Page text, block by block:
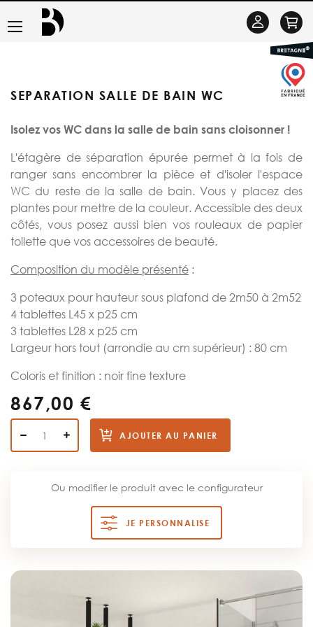
Basculer
connecter
Skip
SEPARATION SALLE DE BAIN WC
Isolez vos WC dans la salle de bain sans cloisonner !
L'étagère de séparation épurée permet à la fois de
ranger sans encombrer la pièce et d'isoler l'espace
WC du reste de la salle de bain. Vous y placez des
plantes pour mettre de la couleur. Accessible des deux
côtés, vous posez aussi bien vos rouleaux de papier
toilette que vos accessoires de beauté.
Composition du modèle présenté :
3 poteaux pour hauteur sous plafond de 2m50 à 2m52
4 tablettes L45 x p25 cm
3 tablettes L28 x p25 cm
Largeur hors tout (arrondie au cm supérieur) : 80 cm
Coloris et finition : noir fine texture
867,00 €
AJOUTER AU PANIER
Ou modifier le produit avec le configurateur
JE PERSONNALISE